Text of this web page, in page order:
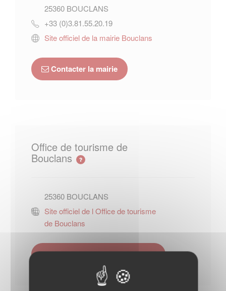
25360 BOUCLANS
+33 (0)3.81.55.20.19
Site officiel de la mairie Bouclans
Contacter la mairie
Office de tourisme de
Bouclans
25360 BOUCLANS
Site officiel de l Office de tourisme
de Bouclans
Contacter l'office de tourisme